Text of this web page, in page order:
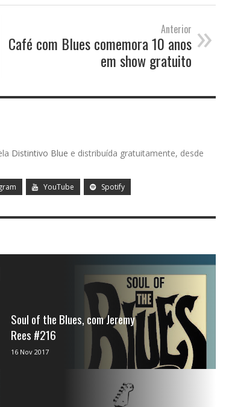
»
Anterior
Café com Blues comemora 10 anos
em show gratuito
Distintivo Blue e distribuída gratuitamente, desde
YouTube Spotify
Soul of the Blues, com Jeremy
Rees #216
Apresentado por Jeremy Rees, Soul of the
Blues é um programa semanal
independente dedicado ao blu...
16 Nov 2017